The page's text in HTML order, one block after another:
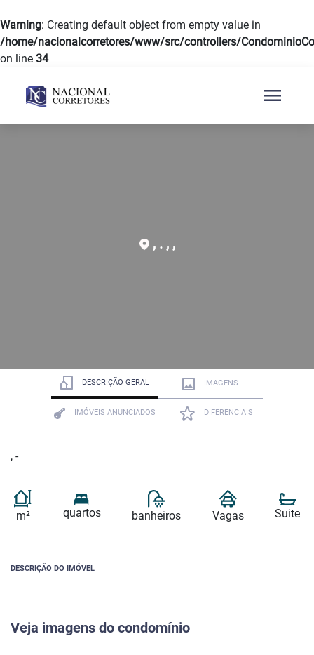
Warning: Creating default object from empty value in
/home/nacionalcorretores/www/src/controllers/
on line 34
menu
, . , ,
DESCRIÇÃO GERAL IMAGENS
IMÓVEIS ANUNCIADOS DIFERENCIAIS
, -
m² quartos banheiros Vagas Suite
DESCRIÇÃO DO IMÓVEL
Veja imagens do condomínio